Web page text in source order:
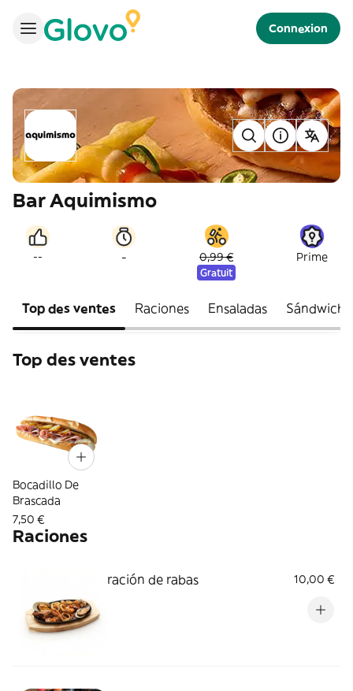
Connexion
Bar Aquimismo
-- - 0,99 €
Gratuit
Prime
Top des ventes Raciones Ensaladas
Top des ventes
Bocadillo De
Brascada
7,50 €
Raciones
ración de rabas 10,00 €